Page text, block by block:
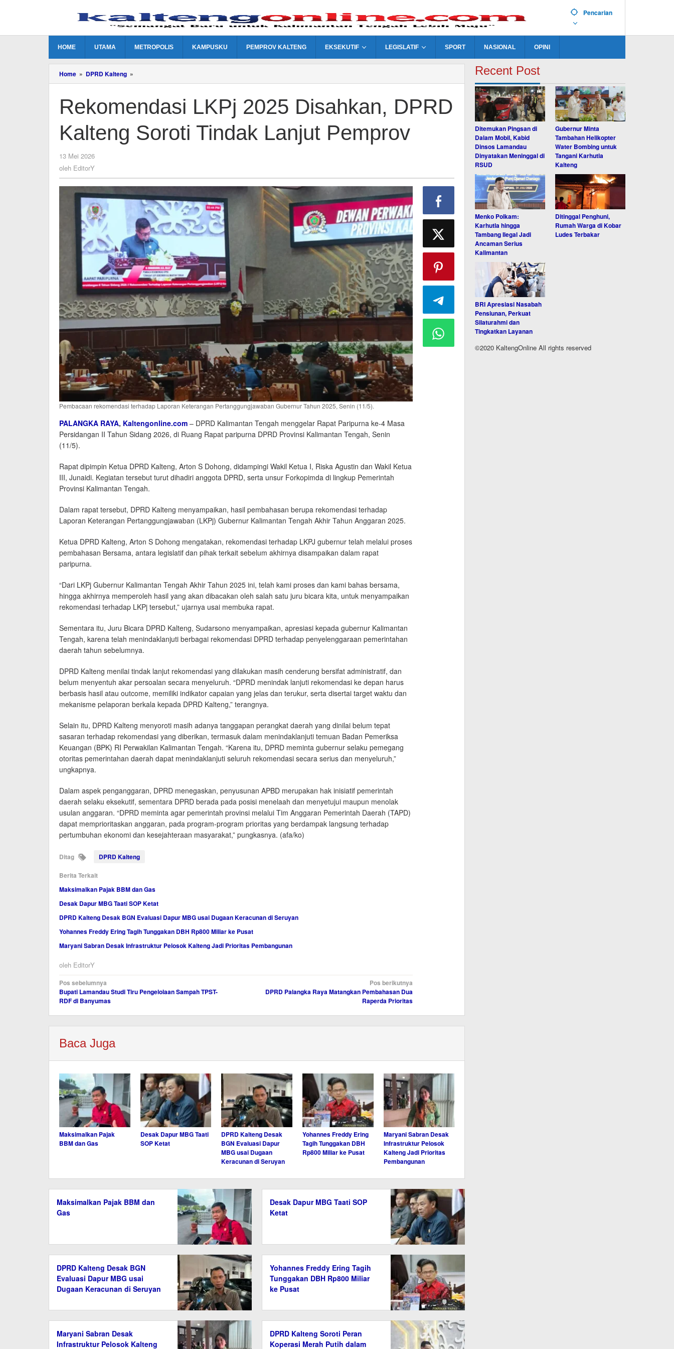
Pencarian
HOME UTAMA METROPOLIS KAMPUSKU PEMPROV KALTENG EKSEKUTIF LEGISLATIF SPORT NASIONAL OPINI
Home » DPRD Kalteng »
LKPj
Disahkan,
DPRD
Soroti
Tindak
Rekomendasi LKPj 2025 Disahkan, DPRD
Kalteng Soroti Tindak Lanjut Pemprov
13 Mei 2026
oleh EditorY
Pembacaan rekomendasi terhadap Laporan Keterangan Pertanggungjawaban Gubernur Tahun 2025, Senin (11/5).
PALANGKA RAYA, Kaltengonline.com – DPRD Kalimantan Tengah menggelar Rapat Paripurna ke-4 Masa
Persidangan II Tahun Sidang 2026, di Ruang Rapat paripurna DPRD Provinsi Kalimantan Tengah, Senin
(11/5).
Rapat dipimpin Ketua DPRD Kalteng, Arton S Dohong, didampingi Wakil Ketua I, Riska Agustin dan Wakil Ketua
III, Junaidi. Kegiatan tersebut turut dihadiri anggota DPRD, serta unsur Forkopimda di lingkup Pemerintah
Provinsi Kalimantan Tengah.
Dalam rapat tersebut, DPRD Kalteng menyampaikan, hasil pembahasan berupa rekomendasi terhadap
Laporan Keterangan Pertanggungjawaban (LKPj) Gubernur Kalimantan Tengah Akhir Tahun Anggaran 2025.
Ketua DPRD Kalteng, Arton S Dohong mengatakan, rekomendasi terhadap LKPJ gubernur telah melalui proses
pembahasan Bersama, antara legislatif dan pihak terkait sebelum akhirnya disampaikan dalam rapat
paripurna.
“Dari LKPj Gubernur Kalimantan Tengah Akhir Tahun 2025 ini, telah kami proses dan kami bahas bersama,
hingga akhirnya memperoleh hasil yang akan dibacakan oleh salah satu juru bicara kita, untuk menyampaikan
rekomendasi terhadap LKPj tersebut,” ujarnya usai membuka rapat.
Sementara itu, Juru Bicara DPRD Kalteng, Sudarsono menyampaikan, apresiasi kepada gubernur Kalimantan
Tengah, karena telah menindaklanjuti berbagai rekomendasi DPRD terhadap penyelenggaraan pemerintahan
daerah tahun sebelumnya.
DPRD Kalteng menilai tindak lanjut rekomendasi yang dilakukan masih cenderung bersifat administratif, dan
belum menyentuh akar persoalan secara menyeluruh. “DPRD menindak lanjuti rekomendasi ke depan harus
berbasis hasil atau outcome, memiliki indikator capaian yang jelas dan terukur, serta disertai target waktu dan
mekanisme pelaporan berkala kepada DPRD Kalteng,” terangnya.
Selain itu, DPRD Kalteng menyoroti masih adanya tanggapan perangkat daerah yang dinilai belum tepat
sasaran terhadap rekomendasi yang diberikan, termasuk dalam menindaklanjuti temuan Badan Pemeriksa
Keuangan (BPK) RI Perwakilan Kalimantan Tengah. “Karena itu, DPRD meminta gubernur selaku pemegang
otoritas pemerintahan daerah dapat menindaklanjuti seluruh rekomendasi secara serius dan menyeluruh,”
ungkapnya.
Dalam aspek penganggaran, DPRD menegaskan, penyusunan APBD merupakan hak inisiatif pemerintah
daerah selaku eksekutif, sementara DPRD berada pada posisi menelaah dan menyetujui maupun menolak
usulan anggaran. “DPRD meminta agar pemerintah provinsi melalui Tim Anggaran Pemerintah Daerah (TAPD)
dapat memprioritaskan anggaran, pada program-program prioritas yang berdampak langsung terhadap
pertumbuhan ekonomi dan kesejahteraan masyarakat,” pungkasnya. (afa/ko)
Ditag DPRD Kalteng
Berita Terkait
Maksimalkan Pajak BBM dan Gas
Desak Dapur MBG Taati SOP Ketat
DPRD Kalteng Desak BGN Evaluasi Dapur MBG usai Dugaan Keracunan di Seruyan
Yohannes Freddy Ering Tagih Tunggakan DBH Rp800 Miliar ke Pusat
Maryani Sabran Desak Infrastruktur Pelosok Kalteng Jadi Prioritas Pembangunan
oleh EditorY
Navigasi
pos
Pos sebelumnya
Bupati Lamandau Studi Tiru Pengelolaan Sampah TPST-
RDF di Banyumas
Pos berikutnya
DPRD Palangka Raya Matangkan Pembahasan Dua
Raperda Prioritas
Baca Juga
Maksimalkan Pajak
BBM dan Gas
Desak Dapur MBG Taati
SOP Ketat
DPRD Kalteng Desak
BGN Evaluasi Dapur
MBG usai Dugaan
Keracunan di Seruyan
Yohannes Freddy Ering
Tagih Tunggakan DBH
Rp800 Miliar ke Pusat
Maryani Sabran Desak
Infrastruktur Pelosok
Kalteng Jadi Prioritas
Pembangunan
Maksimalkan Pajak BBM dan
Gas
Desak Dapur MBG Taati SOP
Ketat
DPRD Kalteng Desak BGN
Evaluasi Dapur MBG usai
Dugaan Keracunan di Seruyan
Yohannes Freddy Ering Tagih
Tunggakan DBH Rp800 Miliar
ke Pusat
Maryani Sabran Desak
Infrastruktur Pelosok Kalteng
DPRD Kalteng Soroti Peran
Koperasi Merah Putih dalam
Recent Post
Ditemukan Pingsan di
Dalam Mobil, Kabid
Dinsos Lamandau
Dinyatakan Meninggal di
RSUD
Gubernur Minta
Tambahan Helikopter
Water Bombing untuk
Tangani Karhutla
Kalteng
Menko Polkam:
Karhutla hingga
Tambang Ilegal Jadi
Ancaman Serius
Kalimantan
Ditinggal Penghuni,
Rumah Warga di Kobar
Ludes Terbakar
BRI Apresiasi Nasabah
Pensiunan, Perkuat
Silaturahmi dan
Tingkatkan Layanan
©2020 KaltengOnline All rights reserved